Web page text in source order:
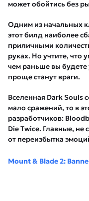
может обойтись без
Одним из начальных
этот билд наиболее
приличными
руках. Но учтите, что
чем раньше вы будете
проще станут враги.
Вселенная Dark Souls
мало сражений, то в
разработчиков:
Die Twice. Главные, не
от переизбытка
Mount & Blade 2: